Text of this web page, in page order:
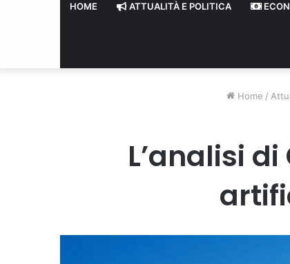
HOME ATTUALITÀ E POLITICA
Home /
L’analisi